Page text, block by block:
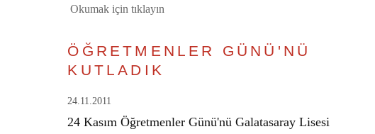
Okumak için tıklayın
ÖĞRETMENLER GÜNÜ'NÜ
KUTLADIK
24.11.2011
24 Kasım Öğretmenler Günü'nü Galatasaray Lisesi